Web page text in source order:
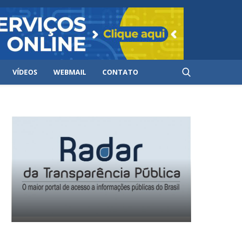
VÍDEOS WEBMAIL CONTATO